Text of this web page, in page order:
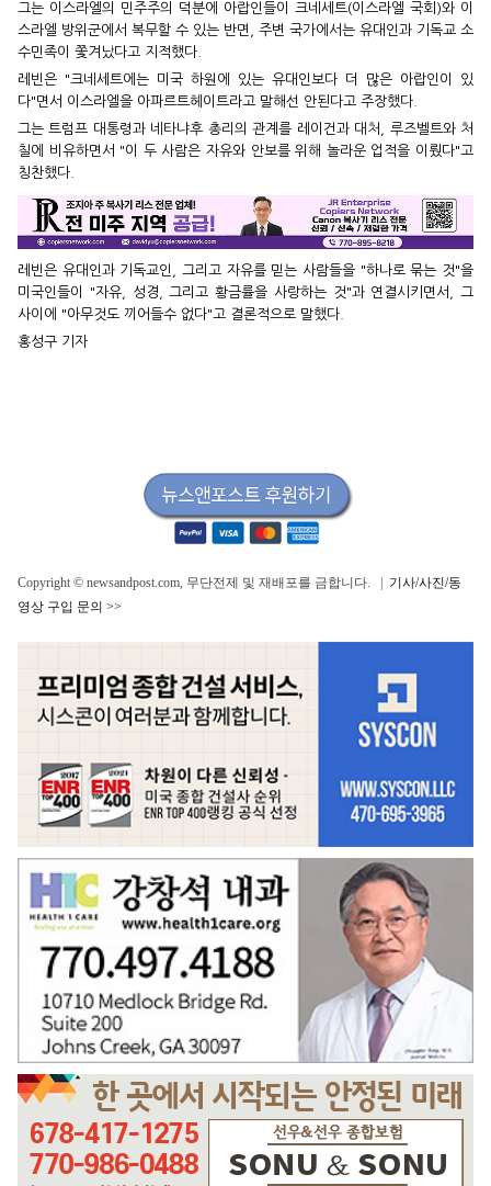
그는 이스라엘의 민주주의 덕분에 아랍인들이 크네세트(이스라엘 국회)와 이
스라엘 방위군에서 복무할 수 있는 반면, 주변 국가에서는 유대인과 기독교 소
수민족이 쫓겨났다고 지적했다.
레빈은 "크네세트에는 미국 하원에 있는 유대인보다 더 많은 아랍인이 있
다"면서 이스라엘을 아파르트헤이트라고 말해선 안된다고 주장했다.
그는 트럼프 대통령과 네타냐후 총리의 관계를 레이건과 대처, 루즈벨트와 처
칠에 비유하면서 "이 두 사람은 자유와 안보를 위해 놀라운 업적을 이뤘다"고
칭찬했다.
레빈은 유대인과 기독교인, 그리고 자유를 믿는 사람들을 "하나로 묶는 것"을
미국인들이 "자유, 성경, 그리고 황금률을 사랑하는 것"과 연결시키면서, 그
사이에 "아무것도 끼어들수 없다"고 결론적으로 말했다.
홍성구 기자
Copyright © newsandpost.com, 무단전제 및 재배포를 금합니다. | 기사/사진/동
영상 구입 문의 >>